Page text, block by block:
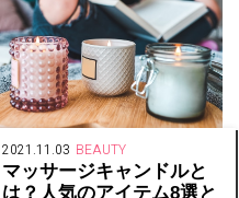
2021.11.03 BEAUTY
マッサージキャンドルと
は？人気のアイテム8選と